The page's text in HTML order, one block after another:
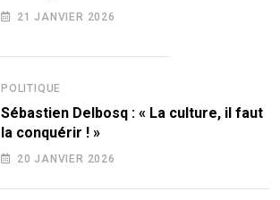
21 JANVIER 2026
POLITIQUE
Sébastien Delbosq : « La culture, il faut
la conquérir ! »
20 JANVIER 2026